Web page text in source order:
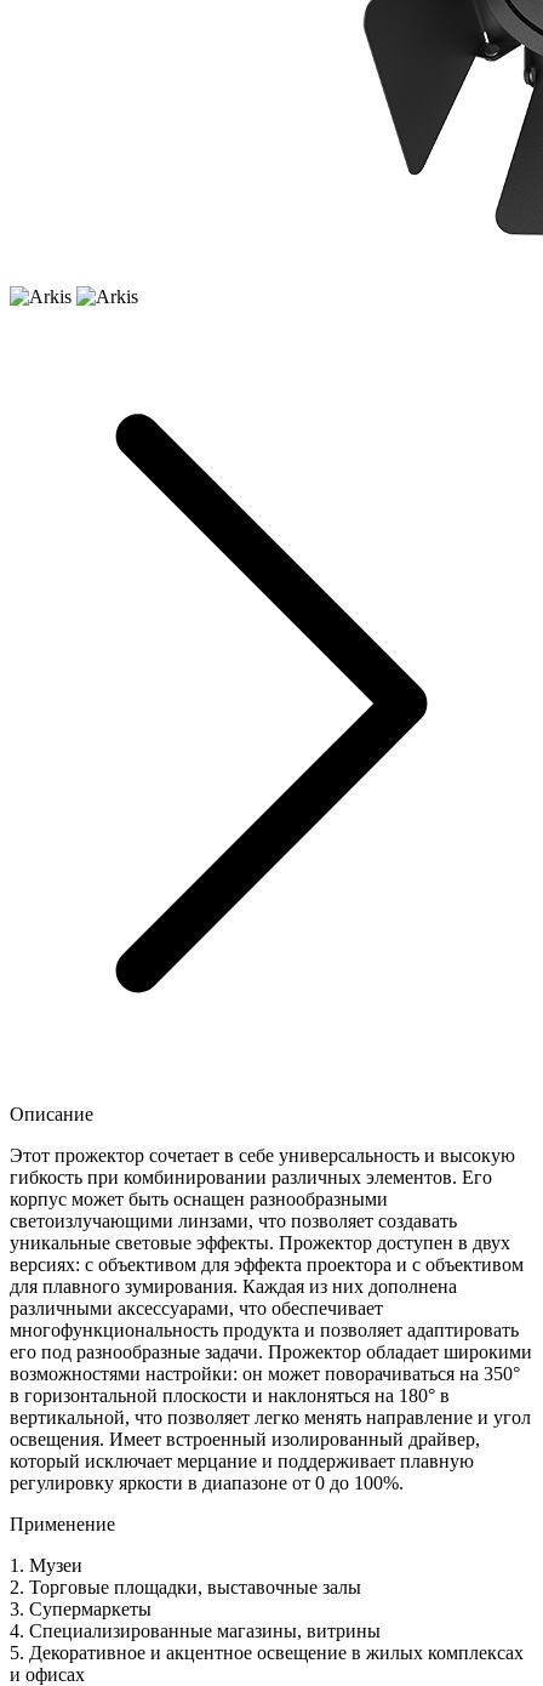
Описание
Этот прожектор сочетает в себе универсальность и высокую
гибкость при комбинировании различных элементов. Его
корпус может быть оснащен разнообразными
светоизлучающими линзами, что позволяет создавать
уникальные световые эффекты. Прожектор доступен в двух
версиях: с объективом для эффекта проектора и с объективом
для плавного зумирования. Каждая из них дополнена
различными аксессуарами, что обеспечивает
многофункциональность продукта и позволяет адаптировать
его под разнообразные задачи. Прожектор обладает широкими
возможностями настройки: он может поворачиваться на 350°
в горизонтальной плоскости и наклоняться на 180° в
вертикальной, что позволяет легко менять направление и угол
освещения. Имеет встроенный изолированный драйвер,
который исключает мерцание и поддерживает плавную
регулировку яркости в диапазоне от 0 до 100%.
Применение
1. Музеи
2. Торговые площадки, выставочные залы
3. Супермаркеты
4. Специализированные магазины, витрины
5. Декоративное и акцентное освещение в жилых комплексах
и офисах